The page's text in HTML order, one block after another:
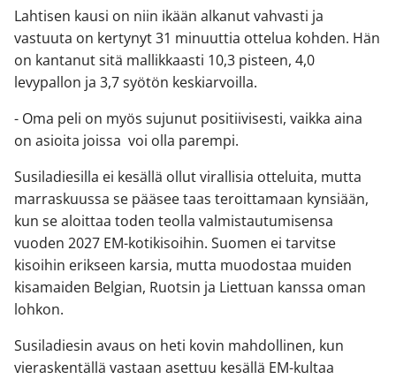
Lahtisen kausi on niin ikään alkanut vahvasti ja
vastuuta on kertynyt 31 minuuttia ottelua kohden. Hän
on kantanut sitä mallikkaasti 10,3 pisteen, 4,0
levypallon ja 3,7 syötön keskiarvoilla.
- Oma peli on myös sujunut positiivisesti, vaikka aina
on asioita joissa voi olla parempi.
Susiladiesilla ei kesällä ollut virallisia otteluita, mutta
marraskuussa se pääsee taas teroittamaan kynsiään,
kun se aloittaa toden teolla valmistautumisensa
vuoden 2027 EM-kotikisoihin. Suomen ei tarvitse
kisoihin erikseen karsia, mutta muodostaa muiden
kisamaiden Belgian, Ruotsin ja Liettuan kanssa oman
lohkon.
Susiladiesin avaus on heti kovin mahdollinen, kun
vieraskentällä vastaan asettuu kesällä EM-kultaa